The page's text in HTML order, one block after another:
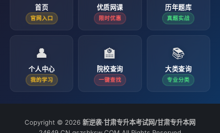
首页
官网入口
优质网课
限时优惠
历年题库
真题实战
👤
个人中心
我的学习
🏫
院校查询
一键查找
📚
大类查询
专业分类
Copyright © 2026 新逆袭·甘肃专升本考试网/甘肃专升本网